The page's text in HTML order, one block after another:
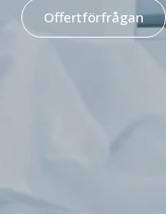
Offertförfrågan